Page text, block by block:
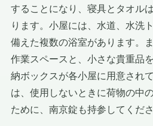
することになり、寝具とタオル
ります。小屋には、水道、水洗
備えた複数の浴室があります。
作業スペースと、小さな貴重品
納ボックスが各小屋に用意され
は、使用しないときに荷物の中
ために、南京錠も持参してくださ